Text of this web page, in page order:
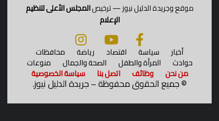
موقع وجريدة الدليل نيوز — ترخيصالمجلس الأعلى لتنظيم
الإعلام
أخبار سياسة اقتصاد رياضة محافظات
حوادث المرأة والطفل الصحة والجمال منوعات
من نحن وظائف اتصل بنا سياسة الخصوصية
©جميع الحقوق محفوظة – جريدة الدليل نيوز.